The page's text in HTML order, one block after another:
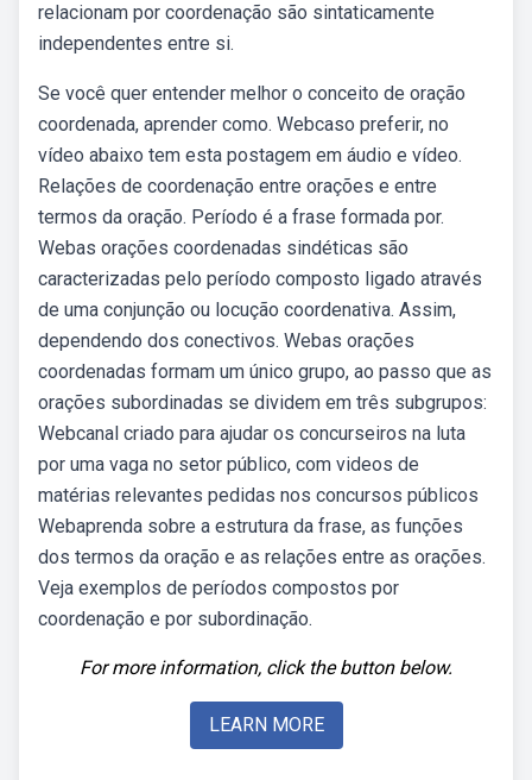
relacionam por coordenação são sintaticamente
independentes entre si.
Se você quer entender melhor o conceito de oração
coordenada, aprender como. Webcaso preferir, no
vídeo abaixo tem esta postagem em áudio e vídeo.
Relações de coordenação entre orações e entre
termos da oração. Período é a frase formada por.
Webas orações coordenadas sindéticas são
caracterizadas pelo período composto ligado através
de uma conjunção ou locução coordenativa. Assim,
dependendo dos conectivos. Webas orações
coordenadas formam um único grupo, ao passo que as
orações subordinadas se dividem em três subgrupos:
Webcanal criado para ajudar os concurseiros na luta
por uma vaga no setor público, com videos de
matérias relevantes pedidas nos concursos públicos
Webaprenda sobre a estrutura da frase, as funções
dos termos da oração e as relações entre as orações.
Veja exemplos de períodos compostos por
coordenação e por subordinação.
For more information, click the button below.
LEARN MORE